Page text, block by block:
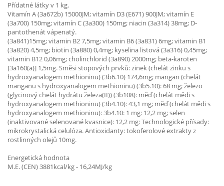
Přídatné látky v 1 kg.
Vitamín A (3a672b) 15000JM; vitamín D3 (E671) 900JM; vitamín E
(3a700) 150mg; vitamín C (3a300) 150mg; niacin (3a314) 38mg; D-
pantothenát vápenatý.
(3a841)15mg; vitamin B2 7,5mg; vitamin B6 (3a831) 6mg; vitamin B1
(3a820) 4,5mg; biotin (3a880) 0,4mg; kyselina listová (3a316) 0,45mg;
vitamin B12 0,06mg; cholinchlorid (3a890) 2000mg; beta-karoten
[3a160(a)] 1,5mg. Směsi stopových prvků: zinek (chelát zinku s
hydroxyanalogem methioninu) (3b6.10) 174,6mg; mangan (chelát
manganu s hydroxyanalogem methioninu) (3b5.10): 68 mg; železo
(glycinový chelát hydrátu železa(II)) (3b108): měď (chelát mědi s
hydroxyanalogem methioninu) (3b4.10): 43,1 mg; měď (chelát mědi s
hydroxyanalogem methioninu): 3b4.10: 1 mg: 12,2 mg; selen
(inaktivované selenované kvasnice): 12,2 mg: Technologické přísady:
mikrokrystalická celulóza. Antioxidanty: tokoferolové extrakty z
rostlinných olejů 10mg.
Energetická hodnota
M.E. (CEN) 3881kcal/kg - 16,24MJ/kg